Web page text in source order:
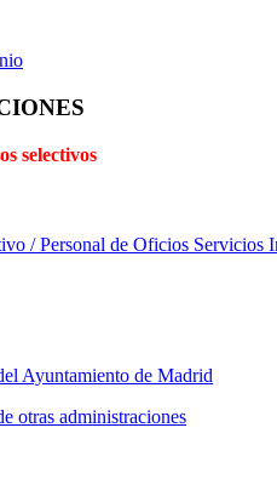
selectivos
/ Personal de Oficios Servicios
Ayuntamiento de Madrid
otras administraciones